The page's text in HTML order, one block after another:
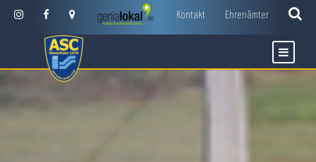
Kontakt Ehrenämter